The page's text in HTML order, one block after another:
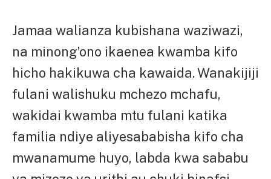
Jamaa walianza kubishana waziwazi,
na minong’ono ikaenea kwamba kifo
hicho hakikuwa cha kawaida. Wanakijiji
fulani walishuku mchezo mchafu,
wakidai kwamba mtu fulani katika
familia ndiye aliyesababisha kifo cha
mwanamume huyo, labda kwa sababu